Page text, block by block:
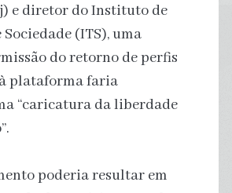
e diretor do Instituto de
(ITS), uma
do retorno de perfis
plataforma faria
“caricatura da liberdade
poderia resultar em